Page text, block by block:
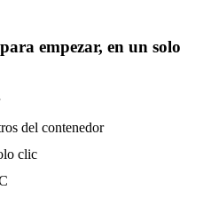
para empezar, en un solo
del contenedor
clic